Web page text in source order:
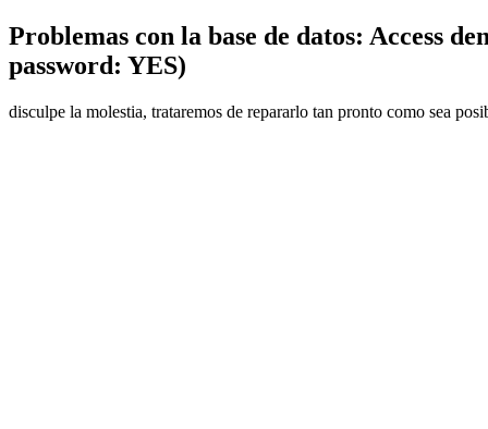
Problemas con la base de datos: Access
password: YES)
disculpe la molestia, trataremos de repararlo tan pronto como sea